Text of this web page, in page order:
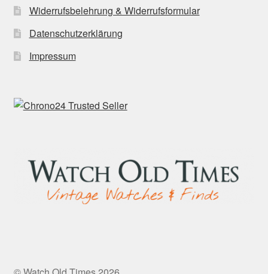
Widerrufsbelehrung & Widerrufsformular
Datenschutzerklärung
Impressum